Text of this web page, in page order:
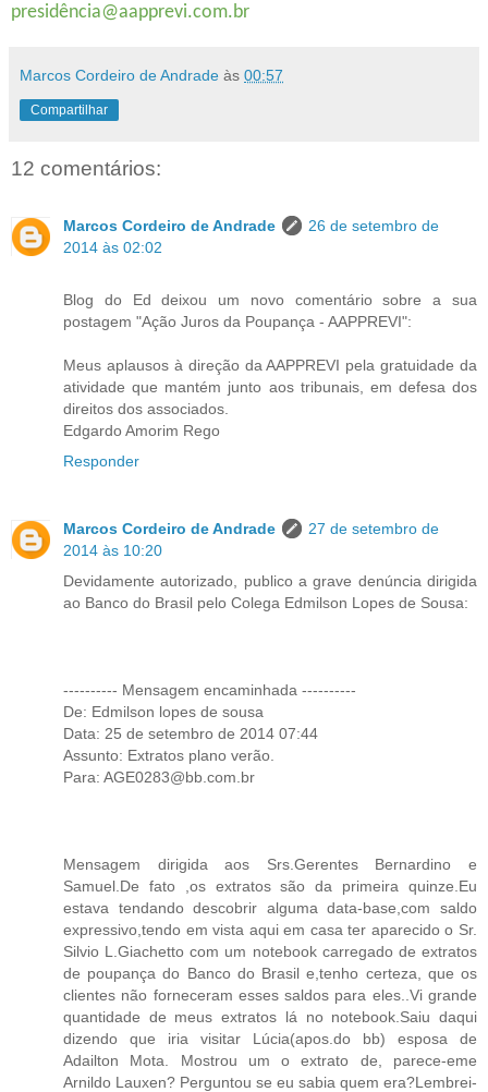
presidência@aapprevi.com.br
Marcos Cordeiro de Andrade às 00:57
Compartilhar
12 comentários:
Marcos Cordeiro de Andrade
26 de setembro de
2014 às 02:02
Blog do Ed deixou um novo comentário sobre a sua
postagem "Ação Juros da Poupança - AAPPREVI":
Meus aplausos à direção da AAPPREVI pela gratuidade da
atividade que mantém junto aos tribunais, em defesa dos
direitos dos associados.
Edgardo Amorim Rego
Responder
Marcos Cordeiro de Andrade
27 de setembro de
2014 às 10:20
Devidamente autorizado, publico a grave denúncia dirigida
ao Banco do Brasil pelo Colega Edmilson Lopes de Sousa:
---------- Mensagem encaminhada ----------
De: Edmilson lopes de sousa
Data: 25 de setembro de 2014 07:44
Assunto: Extratos plano verão.
Para: AGE0283@bb.com.br
Mensagem dirigida aos Srs.Gerentes Bernardino e
Samuel.De fato ,os extratos são da primeira quinze.Eu
estava tendando descobrir alguma data-base,com saldo
expressivo,tendo em vista aqui em casa ter aparecido o Sr.
Silvio L.Giachetto com um notebook carregado de extratos
de poupança do Banco do Brasil e,tenho certeza, que os
clientes não forneceram esses saldos para eles..Vi grande
quantidade de meus extratos lá no notebook.Saiu daqui
dizendo que iria visitar Lúcia(apos.do bb) esposa de
Adailton Mota. Mostrou um o extrato de, parece-eme
Arnildo Lauxen? Perguntou se eu sabia quem era?Lembrei-